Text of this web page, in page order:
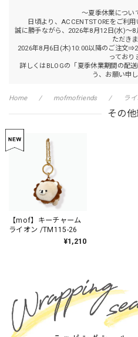
～夏季休業につい
日頃より、ACCENTSTOREをご利
誠に勝手ながら、2026年8月12日(水)～
ただきま
2026年8月6日(木)10:00以降のご注文
っており
詳しくはBLOGの「夏季休業期間の配
う、お願い申
Home mofmofriends ラ
その
【mof】キーチャーム
ライオン /TM115-26
¥1,210